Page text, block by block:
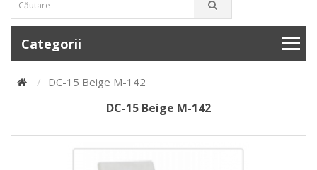
Categorii
DC-15 Beige M-142
DC-15 Beige M-142